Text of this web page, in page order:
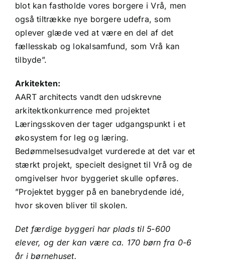
blot kan fastholde vores borgere i Vrå, men
også tiltrække nye borgere udefra, som
oplever glæde ved at være en del af det
fællesskab og lokalsamfund, som Vrå kan
tilbyde”.
Arkitekten:
AART architects vandt den udskrevne
arkitektkonkurrence med projektet
Læringsskoven der tager udgangspunkt i et
økosystem for leg og læring.
Bedømmelsesudvalget vurderede at det var et
stærkt projekt, specielt designet til Vrå og de
omgivelser hvor byggeriet skulle opføres.
”Projektet bygger på en banebrydende idé,
hvor skoven bliver til skolen.
Det færdige byggeri har plads til 5-600
elever, og der kan være ca. 170 børn fra 0-6
år i børnehuset.